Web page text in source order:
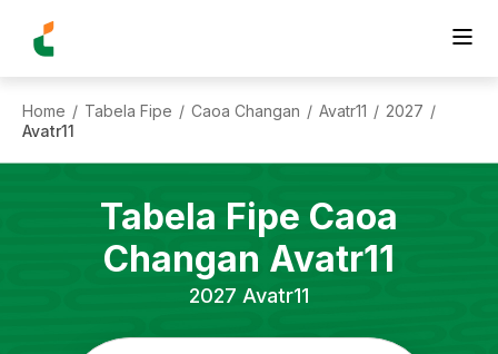
Home / Tabela Fipe / Caoa Changan / Avatr11 / 2027 /
Avatr11
Tabela Fipe Caoa
Changan Avatr11
2027 Avatr11